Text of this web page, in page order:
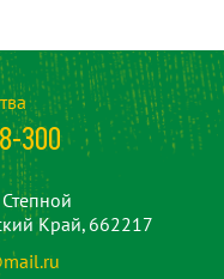
300
Край, 662217